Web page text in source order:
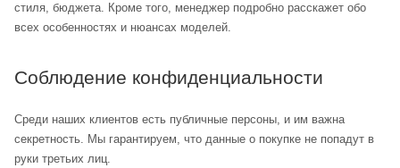
стиля, бюджета. Кроме того, менеджер подробно расскажет обо
всех особенностях и нюансах моделей.
Соблюдение конфиденциальности
Среди наших клиентов есть публичные персоны, и им важна
секретность. Мы гарантируем, что данные о покупке не попадут в
руки третьих лиц.